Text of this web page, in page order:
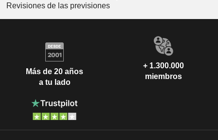
Revisiones de las previsiones
Más de 20 años
a tu lado
+ 1.300.000
miembros